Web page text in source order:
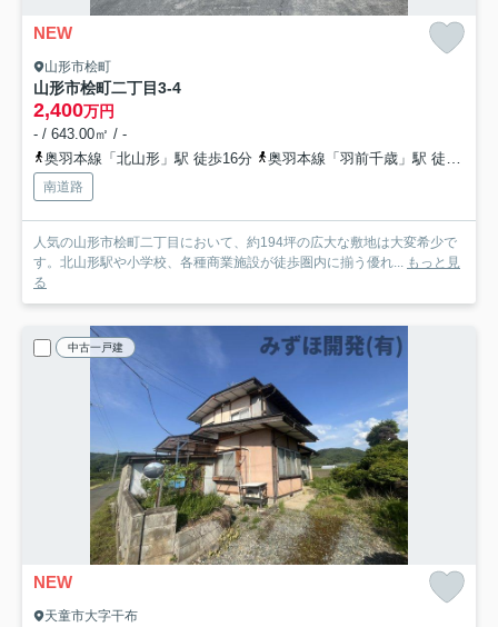
NEW
山形市桧町
山形市桧町二丁目3-4
2,400万円
- / 643.00㎡ / -
奥羽本線「北山形」駅 徒歩16分
奥羽本線「羽前千歳」駅 徒歩28分
南道路
人気の山形市桧町二丁目において、約194坪の広大な敷地は大変希少で
す。北山形駅や小学校、各種商業施設が徒歩圏内に揃う優れ... もっと見
る
中古一戸建
NEW
天童市大字干布